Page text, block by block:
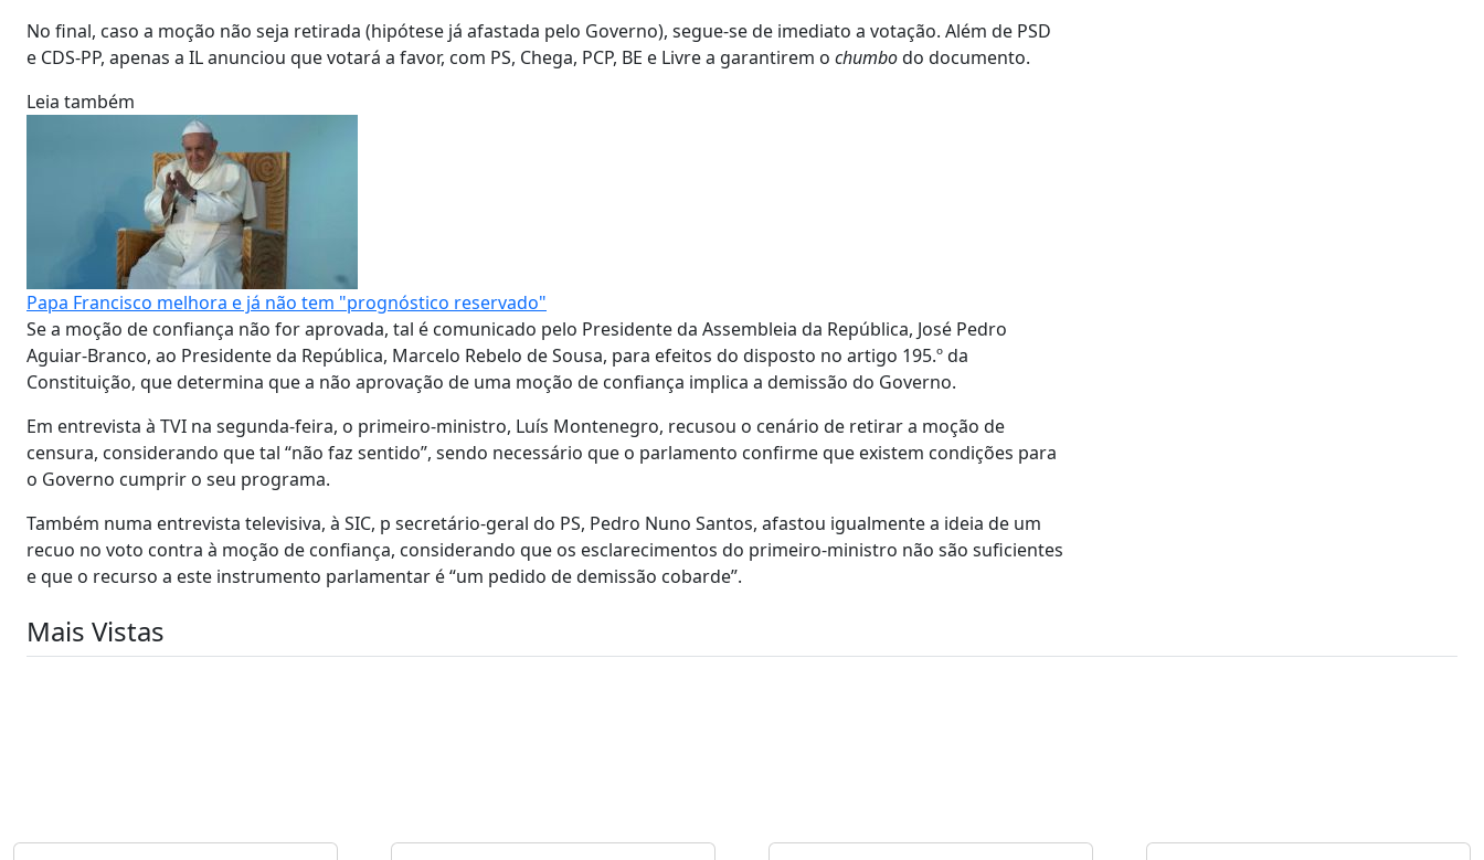
No final, caso a moção não seja retirada (hipótese já afastada pelo Governo), segue-se de imediato a votação. Além de PSD
e CDS-PP, apenas a IL anunciou que votará a favor, com PS, Chega, PCP, BE e Livre a garantirem o chumbodo documento.
Leia também
Papa Francisco melhora e já não tem "prognóstico reservado"
Se a moção de confiança não for aprovada, tal é comunicado pelo Presidente da Assembleia da República, José Pedro
Aguiar-Branco, ao Presidente da República, Marcelo Rebelo de Sousa, para efeitos do disposto no artigo 195.º da
Constituição, que determina que a não aprovação de uma moção de confiança implica a demissão do Governo.
Em entrevista à TVI na segunda-feira, o primeiro-ministro, Luís Montenegro, recusou o cenário de retirar a moção de
censura, considerando que tal “não faz sentido”, sendo necessário que o parlamento confirme que existem condições para
o Governo cumprir o seu programa.
Também numa entrevista televisiva, à SIC, p secretário-geral do PS, Pedro Nuno Santos, afastou igualmente a ideia de um
recuo no voto contra à moção de confiança, considerando que os esclarecimentos do primeiro-ministro não são suficientes
e que o recurso a este instrumento parlamentar é “um pedido de demissão cobarde”.
Mais Vistas